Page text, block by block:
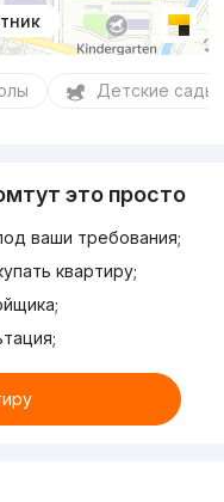
Детские сады
это просто
ваши требования;
квартиру;